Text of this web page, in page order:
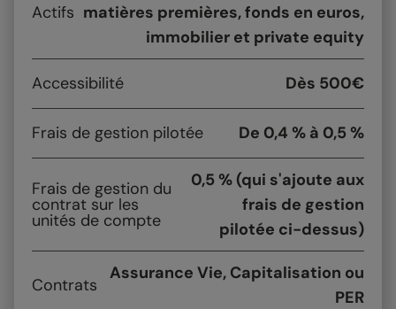
Actifs matières premières, fonds en euros,
immobilier et private equity
Accessibilité Dès 500€
Frais de gestion pilotée De 0,4 % à 0,5 %
Frais de gestion du
contrat sur les
unités de compte
0,5 % (qui s'ajoute aux
frais de gestion
pilotée ci-dessus)
Contrats
Assurance Vie, Capitalisation ou
PER​